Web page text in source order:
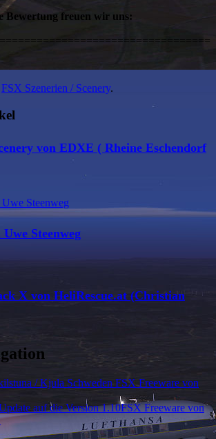
Bewertung freuen wir uns:
FSX Szenerien / Scenery.
von EDXE ( Rheine Eschendorf
Steenweg
X von HeliRescue.at (Christian
/ Kjula Schweden FSX Freeware von
auf die Version 1.10FSX Freeware von